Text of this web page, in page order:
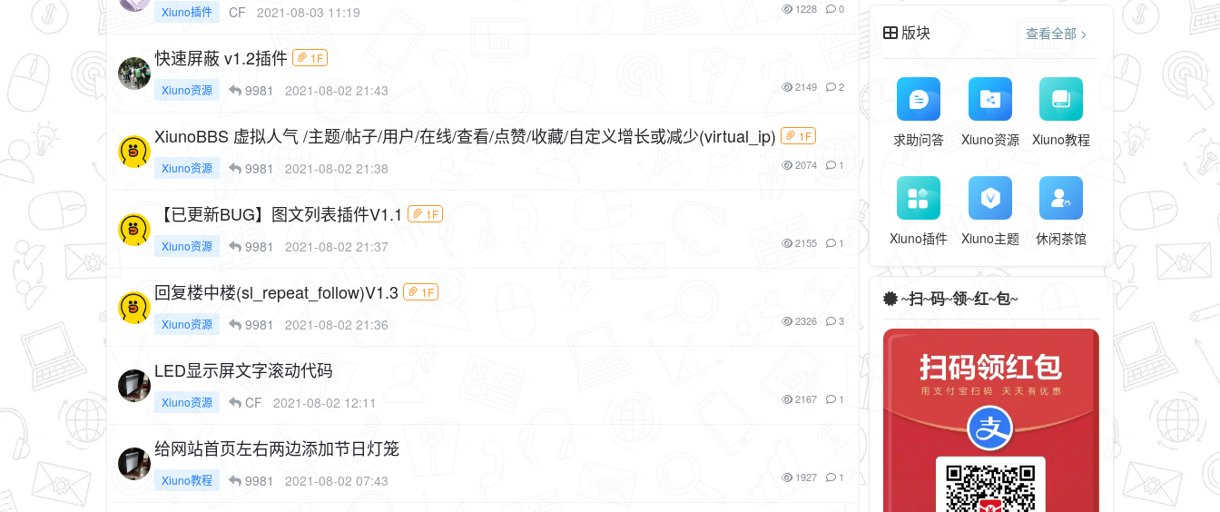
Xiuno插件 CF 2021-08-03 11:19 1228 0
快速屏蔽 v1.2插件 1F
Xiuno资源 9981 2021-08-02 21:43 2149 2
XiunoBBS 虚拟人气 /主题/帖子/用户/在线/查看/点赞/收藏/自定义增长或减少(virtual_ip) 1F
Xiuno资源 9981 2021-08-02 21:38 2074 1
【已更新BUG】图文列表插件V1.1 1F
Xiuno资源 9981 2021-08-02 21:37 2155 1
回复楼中楼(sl_repeat_follow)V1.3 1F
Xiuno资源 9981 2021-08-02 21:36 2326 3
LED显示屏文字滚动代码
Xiuno资源 CF 2021-08-02 12:11 2167 1
给网站首页左右两边添加节日灯笼
Xiuno教程 9981 2021-08-02 07:43 1927 1
版块 查看全部 >
求助问答 Xiuno资源 Xiuno教程
Xiuno插件 Xiuno主题 休闲茶馆
~扫~码~领~红~包~